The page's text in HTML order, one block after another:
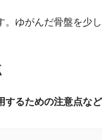
ゆがんだ骨盤を少
るための注意点な